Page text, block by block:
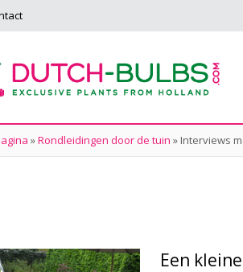
»Rondleidingen door de tuin » Interviews
Een